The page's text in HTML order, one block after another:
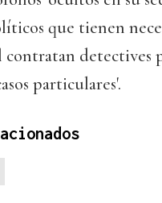
que tienen
detectives
particulares'.